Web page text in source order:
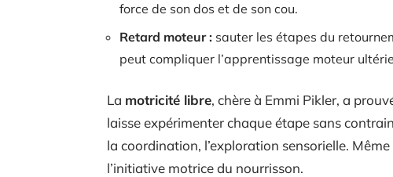
force de son dos et de son cou.
Retard moteur : sauter les étapes du
peut compliquer l’apprentissage moteur
La motricité libre, chère à Emmi Pikler, a
laisse expérimenter chaque étape sans
la coordination, l’exploration sensorielle.
l’initiative motrice du nourrisson.